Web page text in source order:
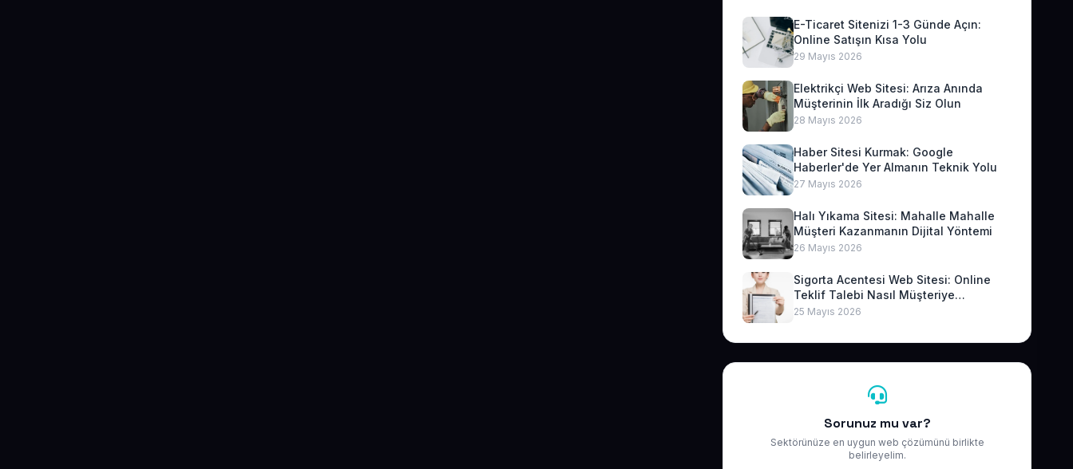
E-Ticaret Sitenizi 1-3 Günde Açın:
Online Satışın Kısa Yolu
29 Mayıs 2026
Elektrikçi Web Sitesi: Arıza Anında
Müşterinin İlk Aradığı Siz Olun
28 Mayıs 2026
Haber Sitesi Kurmak: Google
Haberler'de Yer Almanın Teknik Yolu
27 Mayıs 2026
Halı Yıkama Sitesi: Mahalle Mahalle
Müşteri Kazanmanın Dijital Yöntemi
26 Mayıs 2026
Sigorta Acentesi Web Sitesi: Online
Teklif Talebi Nasıl Müşteriye
Dönüşür?
25 Mayıs 2026
Sorunuz mu var?
Sektörünüze en uygun web çözümünü birlikte
belirleyelim.